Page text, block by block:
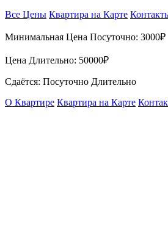
Все Цены Квартира на Карте
Минимальная Цена Посуточно: 3000₽
Цена Длительно: 50000₽
Сдаётся: Посуточно Длительно
О Квартире Квартира на Карте